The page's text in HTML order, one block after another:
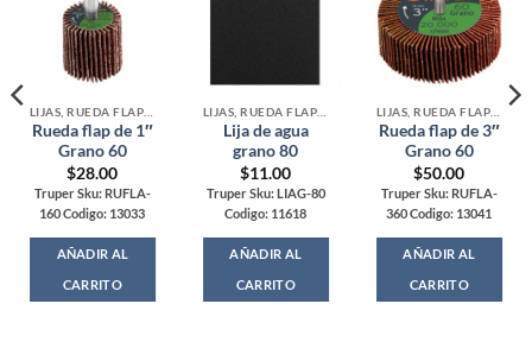
Rueda flap de 1″
Grano 60
$28.00
Truper Sku: RUFLA-
160 Codigo: 13033
AÑADIR AL
CARRITO
Lija de agua
grano 80
$11.00
Truper Sku: LIAG-80
Codigo: 11618
AÑADIR AL
CARRITO
Rueda flap de 3″
Grano 60
$50.00
Truper Sku: RUFLA-
360 Codigo: 13041
AÑADIR AL
CARRITO